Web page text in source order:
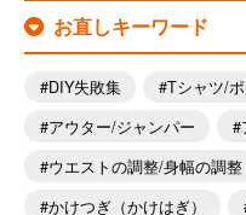
お直しキーワード
DIY失敗集
Tシャツ/
アウター/ジャンパー
ウエストの調整/身幅の調整
かけつぎ（かけはぎ）